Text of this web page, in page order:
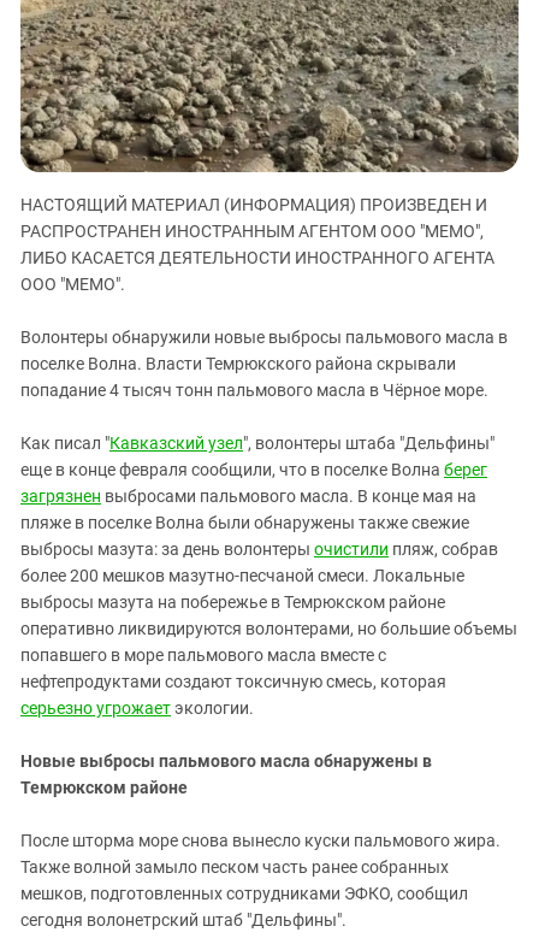
ЗАСТАВЛЯЕТ
КАВКАЗ ЗА ПАЛЕСТИНУ
ИНАКОМЫСЛИЕ В ЧЕЧНЕ
ПРЕСЛЕДОВАНИЕ АКТИВИСТОВ
МОБИЛИЗАЦИЯ И ПРОТЕСТЫ
Дагестан
Ингушетия
Кабардино-Балкария
Калмыкия
Карачаево-Черкесия
Краснодарский край
Российская Федерация
Северная Осетия - Алания
СКФО
Чечня
Южная Осетия
Южный Кавказ
ЮФО
НАСТОЯЩИЙ МАТЕРИАЛ (ИНФОРМАЦИЯ) ПРОИЗВЕДЕН И
РАСПРОСТРАНЕН ИНОСТРАННЫМ АГЕНТОМ ООО "МЕМО",
ЛИБО КАСАЕТСЯ ДЕЯТЕЛЬНОСТИ ИНОСТРАННОГО АГЕНТА
ООО "МЕМО".
Волонтеры обнаружили новые выбросы пальмового масла в
поселке Волна. Власти Темрюкского района скрывали
попадание 4 тысяч тонн пальмового масла в Чёрное море.
Как писал "Кавказский узел", волонтеры штаба "Дельфины"
еще в конце февраля сообщили, что в поселке Волна берег
загрязнен выбросами пальмового масла. В конце мая на
пляже в поселке Волна были обнаружены также свежие
выбросы мазута: за день волонтеры очистили пляж, собрав
более 200 мешков мазутно-песчаной смеси. Локальные
выбросы мазута на побережье в Темрюкском районе
оперативно ликвидируются волонтерами, но большие объемы
попавшего в море пальмового масла вместе с
нефтепродуктами создают токсичную смесь, которая
серьезно угрожаетэкологии.
Новые выбросы пальмового масла обнаружены в
Темрюкском районе
После шторма море снова вынесло куски пальмового жира.
Также волной замыло песком часть ранее собранных
мешков, подготовленных сотрудниками ЭФКО, сообщил
сегодня волонетрский штаб "Дельфины".